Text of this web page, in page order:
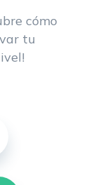
cómo
tu